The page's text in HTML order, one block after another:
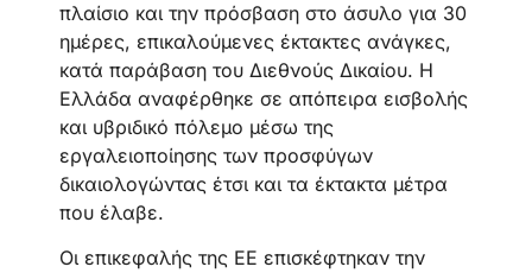
πλαίσιο και την πρόσβαση στο άσυλο για 30
ημέρες, επικαλούμενες έκτακτες ανάγκες,
κατά παράβαση του Διεθνούς Δικαίου. Η
Ελλάδα αναφέρθηκε σε απόπειρα εισβολής
και υβριδικό πόλεμο μέσω της
εργαλειοποίησης των προσφύγων
δικαιολογώντας έτσι και τα έκτακτα μέτρα
που έλαβε.
Οι επικεφαλής της ΕΕ επισκέφτηκαν την